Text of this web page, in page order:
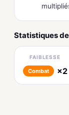
Statistiques
FAIBLESSE
Combat ×2